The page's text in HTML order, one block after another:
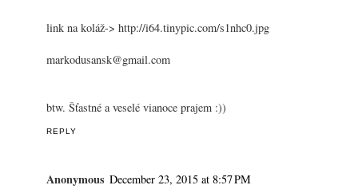
link na koláž-> http://i64.tinypic.com/s1nhc0.jpg
markodusansk@gmail.com
btw. Šťastné a veselé vianoce prajem :))
REPLY
Anonymous December 23, 2015 at 8:57 PM